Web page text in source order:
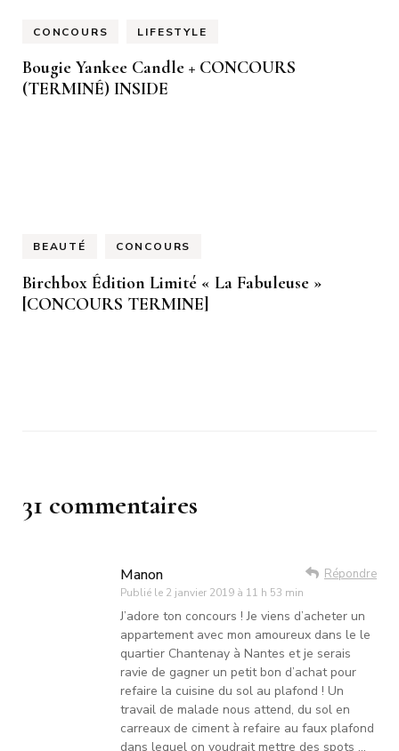
CONCOURS LIFESTYLE
Bougie Yankee Candle + CONCOURS
(TERMINÉ) INSIDE
BEAUTÉ CONCOURS
Birchbox Édition Limité « La Fabuleuse »
[CONCOURS TERMINE]
31 commentaires
Manon
Publié le 2 janvier 2019 à 11 h 53 min
Répondre
J’adore ton concours ! Je viens d’acheter un
appartement avec mon amoureux dans le le
quartier Chantenay à Nantes et je serais
ravie de gagner un petit bon d’achat pour
refaire la cuisine du sol au plafond ! Un
travail de malade nous attend, du sol en
carreaux de ciment à refaire au faux plafond
dans lequel on voudrait mettre des spots …